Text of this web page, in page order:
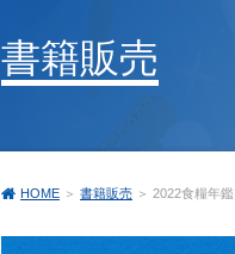
書籍販売
HOME ＞ 書籍販売 ＞ 2022食糧年鑑